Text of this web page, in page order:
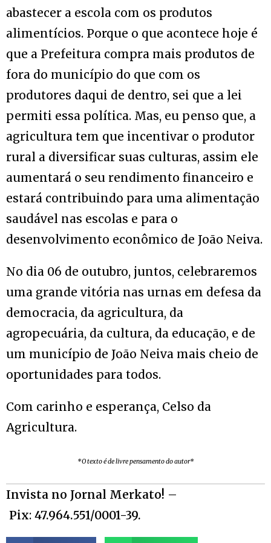
abastecer a escola com os produtos
alimentícios. Porque o que acontece hoje é
que a Prefeitura compra mais produtos de
fora do município do que com os
produtores daqui de dentro, sei que a lei
permiti essa política. Mas, eu penso que, a
agricultura tem que incentivar o produtor
rural a diversificar suas culturas, assim ele
aumentará o seu rendimento financeiro e
estará contribuindo para uma alimentação
saudável nas escolas e para o
desenvolvimento econômico de João Neiva.
No dia 06 de outubro, juntos, celebraremos
uma grande vitória nas urnas em defesa da
democracia, da agricultura, da
agropecuária, da cultura, da educação, e de
um município de João Neiva mais cheio de
oportunidades para todos.
Com carinho e esperança, Celso da
Agricultura.
*O texto é de livre pensamento do autor*
Invista no Jornal Merkato! –
Pix: 47.964.551/0001-39.